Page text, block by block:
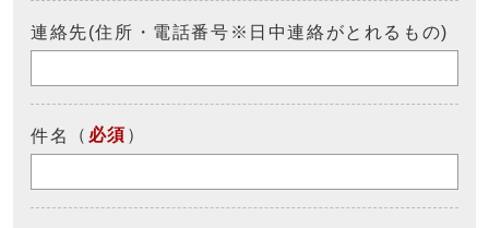
連絡先(住所・電話番号※日中連絡がとれるもの)
件名 （ 必須 ）